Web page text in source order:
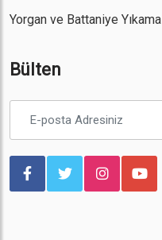
Yorgan ve Battaniye Yıkama
Bülten